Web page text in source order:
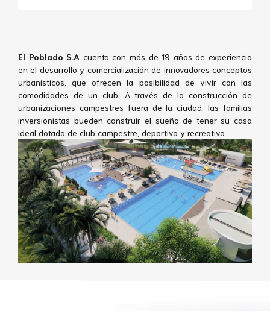
El Poblado S.A cuenta con más de 19 años de experiencia
en el desarrollo y comercialización de innovadores conceptos
urbanísticos, que ofrecen la posibilidad de vivir con las
comodidades de un club. A través de la construcción de
urbanizaciones campestres fuera de la ciudad, las familias
inversionistas pueden construir el sueño de tener su casa
ideal dotada de club campestre, deportivo y recreativo.